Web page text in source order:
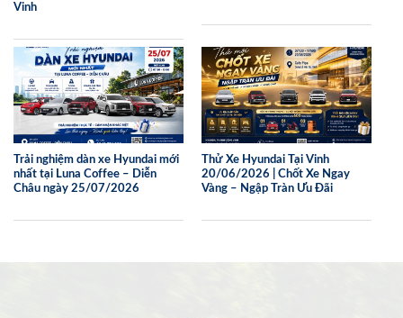
Vinh
Trải nghiệm dàn xe Hyundai mới
nhất tại Luna Coffee – Diễn
Châu ngày 25/07/2026
Thử Xe Hyundai Tại Vinh
20/06/2026 | Chốt Xe Ngay
Vàng – Ngập Tràn Ưu Đãi